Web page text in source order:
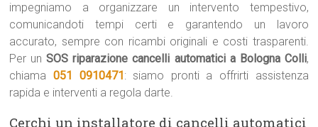
impegniamo a organizzare un intervento tempestivo,
comunicandoti tempi certi e garantendo un lavoro
accurato, sempre con ricambi originali e costi trasparenti.
Per unSOS riparazione cancelli automatici a Bologna Colli,
chiama051 0910471: siamo pronti a offrirti assistenza
rapida e interventi a regola darte.
Cerchi un installatore di cancelli automatici